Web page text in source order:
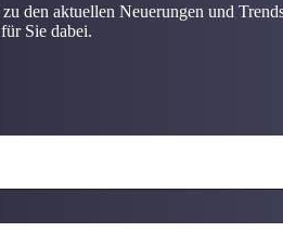
den aktuellen Neuerungen und
Sie dabei.